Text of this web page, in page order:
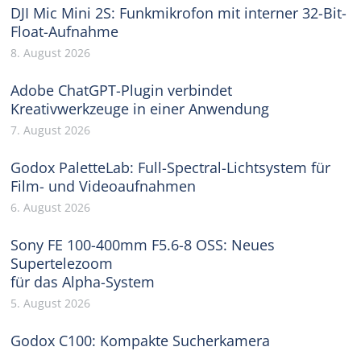
DJI Mic Mini 2S: Funkmikrofon mit interner 32-Bit-
Float-Aufnahme
8. August 2026
Adobe ChatGPT-Plugin verbindet
Kreativwerkzeuge in einer Anwendung
7. August 2026
Godox PaletteLab: Full-Spectral-Lichtsystem für
Film- und Videoaufnahmen
6. August 2026
Sony FE 100-400mm F5.6-8 OSS: Neues
Supertelezoom
für das Alpha-System
5. August 2026
Godox C100: Kompakte Sucherkamera